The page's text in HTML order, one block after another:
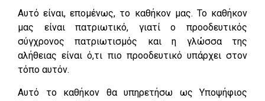
Αυτό είναι, επομένως, το καθήκον μας. Το καθήκον
μας είναι πατριωτικό, γιατί ο προοδευτικός
σύγχρονος πατριωτισμός και η γλώσσα της
αλήθειας είναι ό,τι πιο προοδευτικό υπάρχει στον
τόπο αυτόν.
Αυτό το καθήκον θα υπηρετήσω ως Υποψήφιος